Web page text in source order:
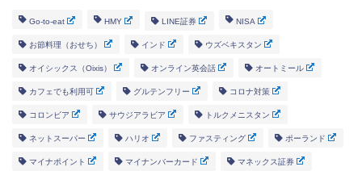
Go-to-eat HMY LINE証券 NISA
お節料理（おせち） インド ウズベキスタン
オイシックス（Oixis） オンライン英会話 オートミール
カフェでも利用可 グルテンフリー コロナ対策
コロンビア サウジアラビア トルクメニスタン
ネットスーパー ハリオ ファスティング ポーランド
マイナポイント マイナンバーカード マネックス証券